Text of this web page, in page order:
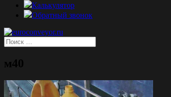
Калькулятор
Обратный звонок
м40